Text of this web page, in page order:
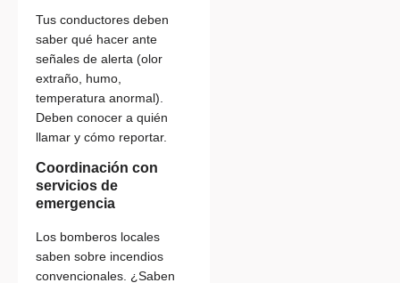
Tus conductores deben
saber qué hacer ante
señales de alerta (olor
extraño, humo,
temperatura anormal).
Deben conocer a quién
llamar y cómo reportar.
Coordinación con
servicios de
emergencia
Los bomberos locales
saben sobre incendios
convencionales. ¿Saben